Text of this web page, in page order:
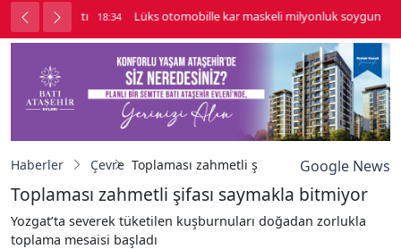
kavga çıktı 18:34 Lüks otomobille kar maskeli milyonluk soygun
Haberler Çevre Toplaması zahmetli şifası saymakla bitmiyor
Google News
Toplaması zahmetli şifası saymakla bitmiyor
Yozgat’ta severek tüketilen kuşburnuları doğadan zorlukla
toplama mesaisi başladı